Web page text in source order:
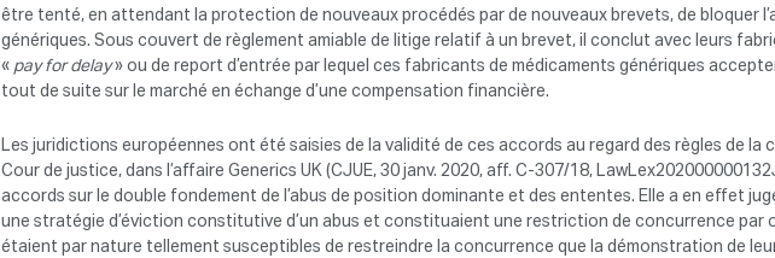
être tenté, en attendant la protection de nouveaux procédés par de nouveaux brevets, de bloquer
génériques. Sous couvert de règlement amiable de litige relatif à un brevet, il conclut avec leurs
« pay for delay» ou de report d’entrée par lequel ces fabricants de médicaments génériques
tout de suite sur le marché en échange d’une compensation financière.
Les juridictions européennes ont été saisies de la validité de ces accords au regard des règles de la
Cour de justice, dans l’affaire Generics UK (CJUE, 30 janv. 2020, aff. C-307/18,
accords sur le double fondement de l’abus de position dominante et des ententes. Elle a en effet
une stratégie d’éviction constitutive d’un abus et constituaient une restriction de concurrence par
étaient par nature tellement susceptibles de restreindre la concurrence que la démonstration de